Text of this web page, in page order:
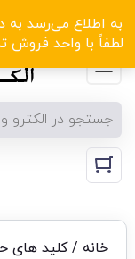
به اطلاع می‌رسد
لطفاً با واحد فروش تماس
الکترو
خانه /کلید های